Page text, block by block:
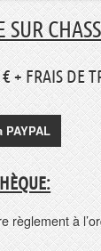
SUR
+ FRAIS DE
règlement à